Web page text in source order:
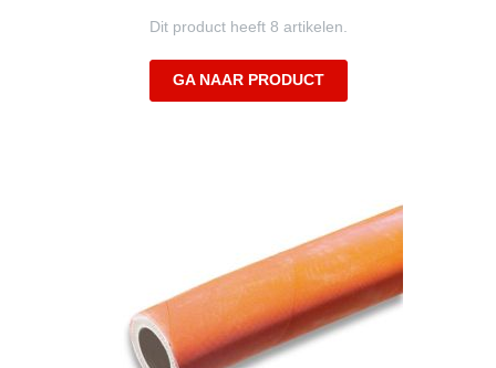
Dit product heeft 8 artikelen.
GA NAAR PRODUCT